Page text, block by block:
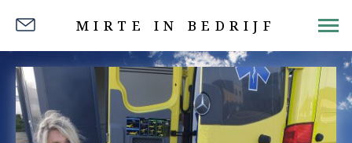
MIRTE IN BEDRIJF